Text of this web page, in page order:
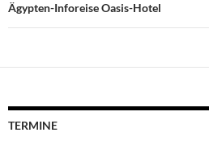
Ägypten-Inforeise Oasis-Hotel
TERMINE